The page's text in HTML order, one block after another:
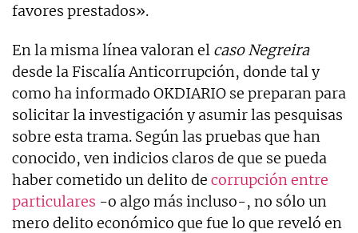
favores prestados».
En la misma línea valoran el caso Negreira
desde la Fiscalía Anticorrupción, donde tal y
como ha informado OKDIARIO se preparan para
solicitar la investigación y asumir las pesquisas
sobre esta trama. Según las pruebas que han
conocido, ven indicios claros de que se pueda
haber cometido un delito de corrupción entre
particulares -o algo más incluso-, no sólo un
mero delito económico que fue lo que reveló en